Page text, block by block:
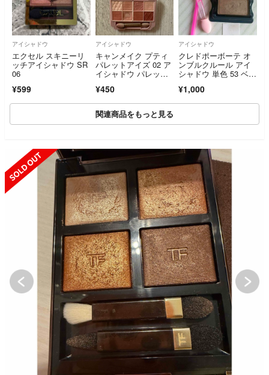
アイシャドウ
エクセル スキニーリ
ッチアイシャドウ SR
06
¥599
アイシャドウ
キャンメイク プティ
パレットアイズ 02 ア
イシャドウ パレッ
メ
¥450
アイシャドウ
クレドポーボーテ オ
ンブルクルール アイ
シャドウ 単色 53 ベー
ク チップ付 単色
¥1,000
関連商品をもっと見る
SOLD OUT